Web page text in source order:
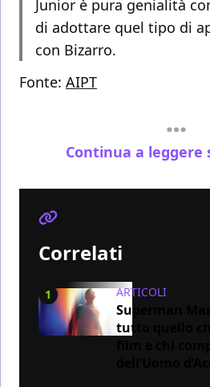
Junior è pura genialità
di adottare quel tipo di
con Bizarro.
Fonte: AIPT
Continua a leggere
Correlati
1 ARTICOLI
Superman
tutto quello